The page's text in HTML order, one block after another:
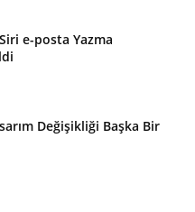
e-posta Yazma
Değişikliği Başka Bir